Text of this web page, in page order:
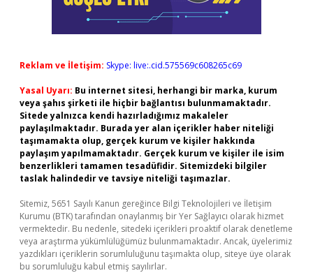
Reklam ve İletişim: Skype: live:.cid.575569c608265c69
Yasal Uyarı: Bu internet sitesi, herhangi bir marka, kurum
veya şahıs şirketi ile hiçbir bağlantısı bulunmamaktadır.
Sitede yalnızca kendi hazırladığımız makaleler
paylaşılmaktadır. Burada yer alan içerikler haber niteliği
taşımamakta olup, gerçek kurum ve kişiler hakkında
paylaşım yapılmamaktadır. Gerçek kurum ve kişiler ile isim
benzerlikleri tamamen tesadüfidir. Sitemizdeki bilgiler
taslak halindedir ve tavsiye niteliği taşımazlar.
Sitemiz, 5651 Sayılı Kanun gereğince Bilgi Teknolojileri ve İletişim
Kurumu (BTK) tarafından onaylanmış bir Yer Sağlayıcı olarak hizmet
vermektedir. Bu nedenle, sitedeki içerikleri proaktif olarak denetleme
veya araştırma yükümlülüğümüz bulunmamaktadır. Ancak, üyelerimiz
yazdıkları içeriklerin sorumluluğunu taşımakta olup, siteye üye olarak
bu sorumluluğu kabul etmiş sayılırlar.